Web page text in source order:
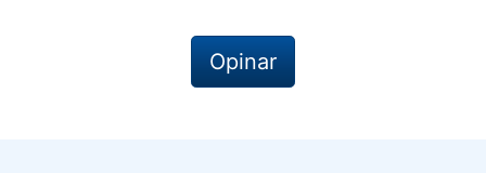
Opinar